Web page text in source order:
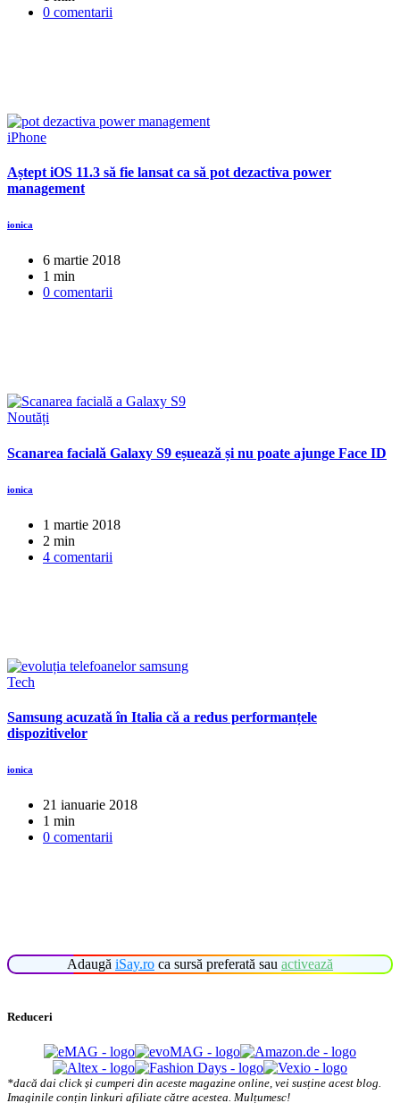
0 comentarii
iPhone
Aștept iOS 11.3 să fie lansat ca să pot dezactiva power
management
ionica
6 martie 2018
1 min
0 comentarii
Noutăți
Scanarea facială Galaxy S9 eșuează și nu poate ajunge Face ID
ionica
1 martie 2018
2 min
4 comentarii
Tech
Samsung acuzată în Italia că a redus performanțele
dispozitivelor
ionica
21 ianuarie 2018
1 min
0 comentarii
Adaugă iSay.ro ca sursă preferată sau activează
Reduceri
*dacă dai click și cumperi din aceste magazine online, vei susține acest blog.
Imaginile conțin linkuri afiliate către acestea. Mulțumesc!